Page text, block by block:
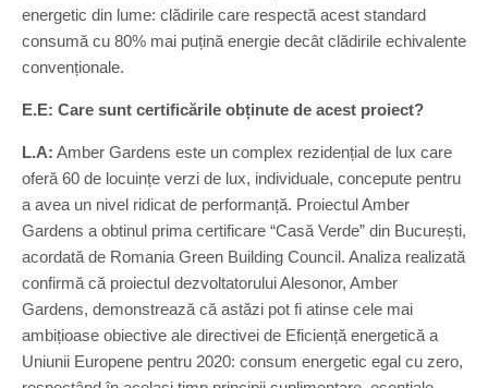
energetic din lume: clădirile care respectă acest standard
consumă cu 80% mai puțină energie decât clădirile echivalente
convenționale.
E.E: Care sunt certificările obținute de acest proiect?
L.A: Amber Gardens este un complex rezidențial de lux care
oferă 60 de locuințe verzi de lux, individuale, concepute pentru
a avea un nivel ridicat de performanță. Proiectul Amber
Gardens a obtinul prima certificare “Casă Verde” din București,
acordată de Romania Green Building Council. Analiza realizată
confirmă că proiectul dezvoltatorului Alesonor, Amber
Gardens, demonstrează că astăzi pot fi atinse cele mai
ambițioase obiective ale directivei de Eficiență energetică a
Uniunii Europene pentru 2020: consum energetic egal cu zero,